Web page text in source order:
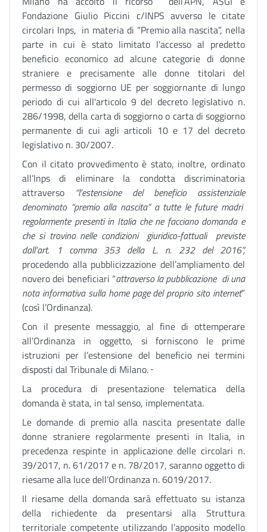
Fondazione Giulio Piccini c/INPS avverso le citate
circolari Inps, in materia di “Premio alla nascita”, nella
parte in cui è stato limitato l’accesso al predetto
beneficio economico ad alcune categorie di donne
straniere e precisamente alle donne titolari del
permesso di soggiorno UE per soggiornante di lungo
periodo di cui all'articolo 9 del decreto legislativo n.
286/1998, della carta di soggiorno o carta di soggiorno
permanente di cui agli articoli 10 e 17 del decreto
legislativo n. 30/2007.
Con il citato provvedimento è stato, inoltre, ordinato
all’Inps di eliminare la condotta discriminatoria
attraverso “l’estensione del beneficio assistenziale
denominato “premio alla nascita” a tutte le future madri
regolarmente presenti in Italia che ne facciano domanda e
che si trovino nelle condizioni giuridico-fattuali previste
dall’art. 1 comma 353 della L. n. 232 del 2016”,
procedendo alla pubblicizzazione dell’ampliamento del
novero dei beneficiari “attraverso la pubblicazione di una
nota informativa sulla home page del proprio sito internet”
(così l’Ordinanza).
Con il presente messaggio, al fine di ottemperare
all’Ordinanza in oggetto, si forniscono le prime
istruzioni per l’estensione del beneficio nei termini
disposti dal Tribunale di Milano.
La procedura di presentazione telematica della
domanda è stata, in tal senso, implementata.
Le domande di premio alla nascita presentate dalle
donne straniere regolarmente presenti in Italia, in
precedenza respinte in applicazione delle circolari n.
39/2017, n. 61/2017 e n. 78/2017, saranno oggetto di
riesame alla luce dell’Ordinanza n. 6019/2017.
Il riesame della domanda sarà effettuato su istanza
della richiedente da presentarsi alla Struttura
territoriale competente utilizzando l’apposito modello